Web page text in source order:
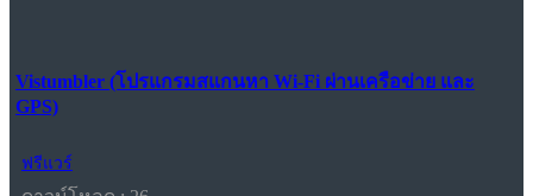
Vistumbler (โปรแกรมสแกนหา Wi-Fi ผ่านเครือข่าย และ
GPS)
ฟรีแวร์